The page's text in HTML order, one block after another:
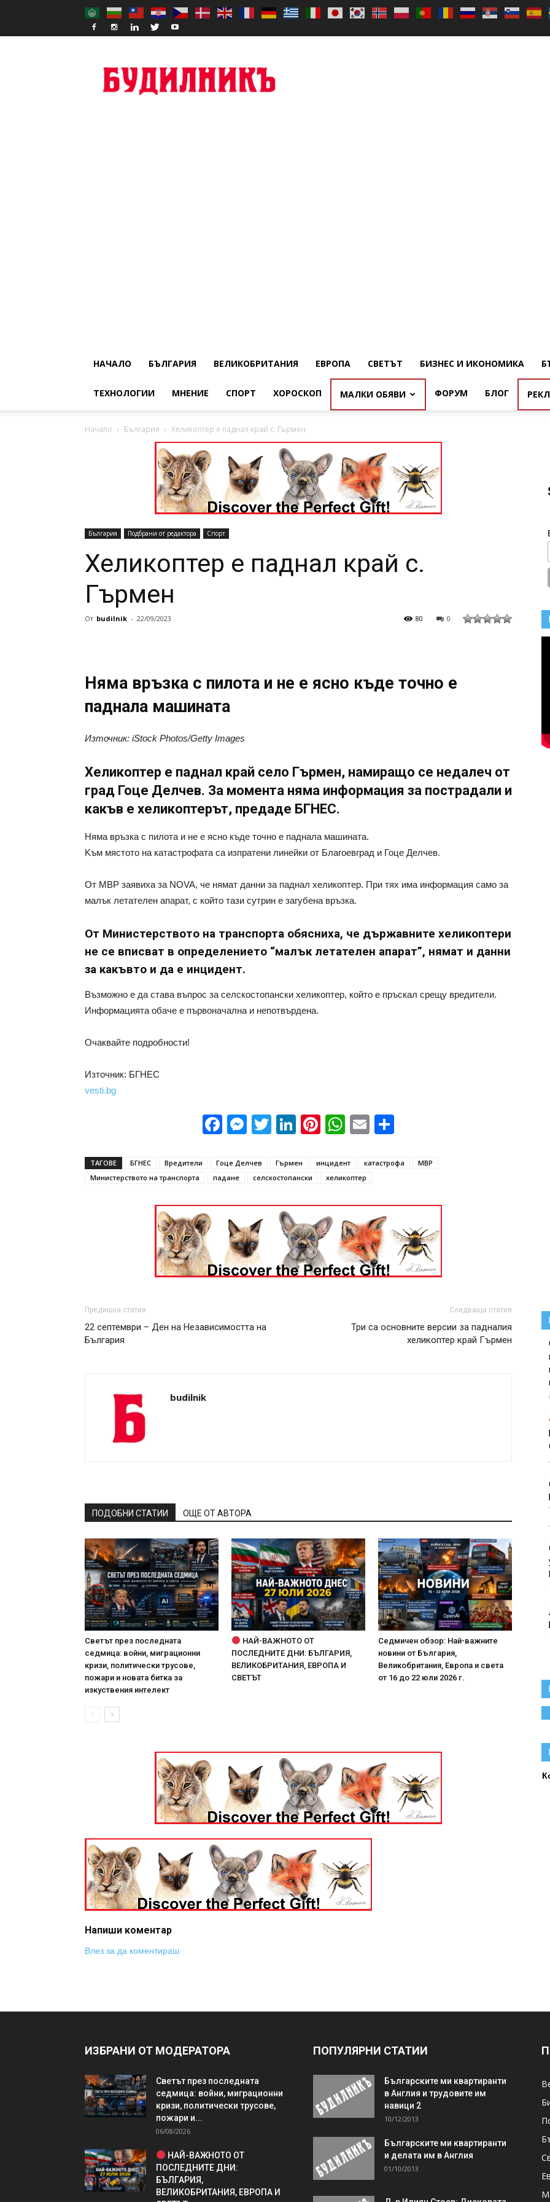
НАЧАЛО БЪЛГАРИЯ ВЕЛИКОБРИТАНИЯ ЕВРОПА СВЕТЪТ БИЗНЕС И ИКОНОМИКА
ТЕХНОЛОГИИ МНЕНИЕ СПОРТ ХОРОСКОП МАЛКИ ОБЯВИ ФОРУМ БЛОГ
Начало България Хеликоптер е паднал край с. Гърмен
България Подбрани от редактора Спорт
Хеликоптер е паднал край с.
Гърмен
От budilnik - 22/09/2023 0
80
Няма връзка с пилота и не е ясно къде точно е
паднала машината
Източник: iStock Photos/Getty Images
Хеликоптер е паднал край село Гърмен, намиращо се недалеч от
град Гоце Делчев. За момента няма информация за пострадали и
какъв е хеликоптерът, предаде БГНЕС.
Няма връзка с пилота и не е ясно къде точно е паднала машината.
Kъм мястото на катастрофата са изпратени линейки от Благоевград и Гоце Делчев.
От МВР заявиха за NOVA, че нямат данни за паднал хеликоптер. При тях има информация само за
малък летателен апарат, с който тази сутрин е загубена връзка.
От Министерството на транспорта обясниха, че държавните хеликоптери
не се вписват в определението “малък летателен апарат”, нямат и данни
за какъвто и да е инцидент.
Възможно е да става въпрос за селскостопански хеликоптер, който е пръскал срещу вредители.
Информацията обаче е първоначална и непотвърдена.
Очаквайте подробности!
Източник: БГНЕС
vesti.bg
Facebook
Messenger
Twitter
LinkedIn
Pinterest
WhatsApp
Email
ТАГОВЕ БГНЕС Вредители Гоце Делчев Гърмен инцидент катастрофа
МВР
Министерството на транспорта
падане селскостопански хеликоптер
Предишна статия
22 септември – Ден на Независимостта на
България
Следваща статия
Три са основните версии за падналия
хеликоптер край Гърмен
budilnik
ПОДОБНИ СТАТИИ ОЩЕ ОТ АВТОРА
Светът през последната
седмица: войни, миграционни
кризи, политически трусове,
пожари и новата битка за
изкуствения интелект
НАЙ-ВАЖНОТО ОТ
ПОСЛЕДНИТЕ ДНИ: БЪЛГАРИЯ,
ВЕЛИКОБРИТАНИЯ, ЕВРОПА И
СВЕТЪТ
Седмичен обзор: Най-важните
новини от България,
Великобритания, Европа и света
от 16 до 22 юли 2026 г.
Напиши коментар
Влез за да коментираш
ИЗБРАНИ ОТ МОДЕРАТОРА
Светът през последната
седмица: войни, миграционни
кризи, политически трусове,
пожари и...
06/08/2026
НАЙ-ВАЖНОТО ОТ
ПОСЛЕДНИТЕ ДНИ:
БЪЛГАРИЯ,
ВЕЛИКОБРИТАНИЯ, ЕВРОПА И
ПОПУЛЯРНИ СТАТИИ
Българските ми квартиранти
в Англия и трудовите им
навици 2
10/12/2013
Българските ми квартиранти
и делата им в Англия
01/10/2013